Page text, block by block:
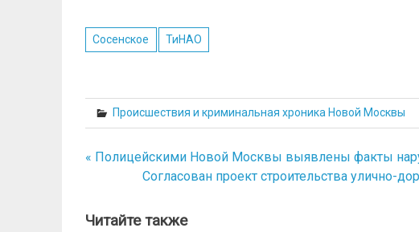
Сосенское ТиНАО
Происшествия и криминальная хроника Новой Москвы
Навигация
записям
« Полицейскими Новой Москвы выявлены факты
Согласован проект строительства улично-
Читайте также